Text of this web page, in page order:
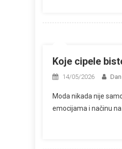
Koje cipele
14/05/2026 Dan
Moda nikada nije
emocijama i načinu